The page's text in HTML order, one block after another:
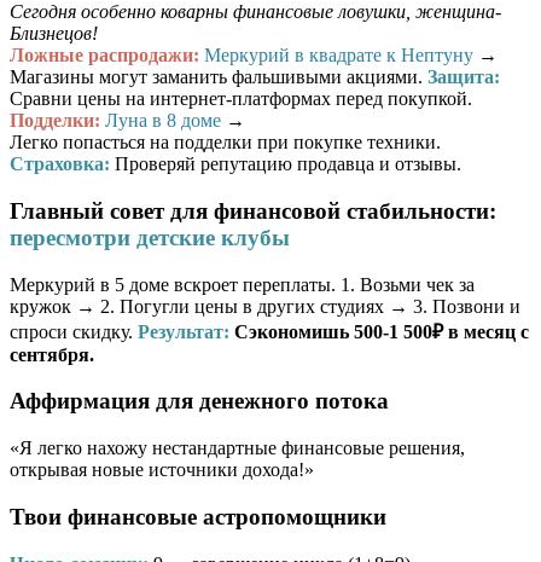
Сегодня особенно коварны финансовые ловушки, женщина-
Близнецов!
Ложные распродажи: Меркурий в квадрате к Нептуну →
Магазины могут заманить фальшивыми акциями. Защита:
Сравни цены на интернет-платформах перед покупкой.
Подделки: Луна в 8 доме →
Легко попасться на подделки при покупке техники.
Страховка: Проверяй репутацию продавца и отзывы.
Главный совет для финансовой стабильности:
пересмотри детские клубы
Меркурий в 5 доме вскроет переплаты. 1. Возьми чек за
кружок → 2. Погугли цены в других студиях → 3. Позвони и
спроси скидку. Результат: Сэкономишь 500-1 500₽ в месяц с
сентября.
Аффирмация для денежного потока
«Я легко нахожу нестандартные финансовые решения,
открывая новые источники дохода!»
Твои финансовые астропомощники